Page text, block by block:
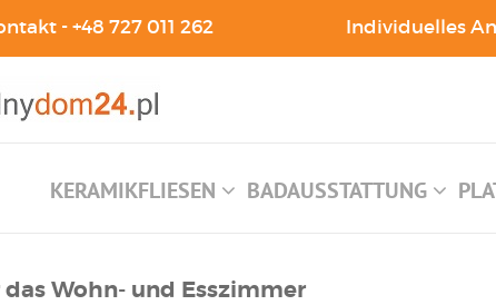
-+48 727 011 262 Individuelles
KERAMIKFLIESEN BADAUSSTATTUNG
Wohn- und Esszimmer